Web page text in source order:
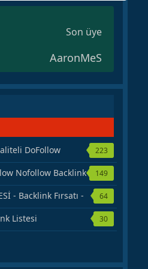
Son üye
AaronMeS
DoFollow
223
Nofollow Backlink
149
- Backlink Fırsatı -
64
Listesi 30